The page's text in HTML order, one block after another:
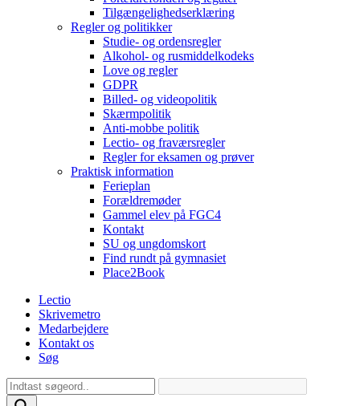
Tilgængelighedserklæring
Regler og politikker
Studie- og ordensregler
Alkohol- og rusmiddelkodeks
Love og regler
GDPR
Billed- og videopolitik
Skærmpolitik
Anti-mobbe politik
Lectio- og fraværsregler
Regler for eksamen og prøver
Praktisk information
Ferieplan
Forældremøder
Gammel elev på FGC4
Kontakt
SU og ungdomskort
Find rundt på gymnasiet
Place2Book
Lectio
Skrivemetro
Medarbejdere
Kontakt os
Søg